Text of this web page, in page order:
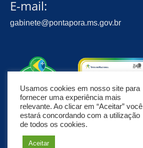
E-mail:
gabinete@pontapora.ms.gov.br
Usamos cookies em nosso site para
fornecer uma experiência mais
relevante. Ao clicar em “Aceitar” você
estará concordando com a utilização
de todos os cookies.
Aceitar